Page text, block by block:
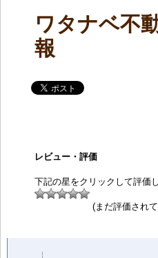
ワタナベ不
報
レビュー・評価
下記の星をクリックして評価
(まだ評価され